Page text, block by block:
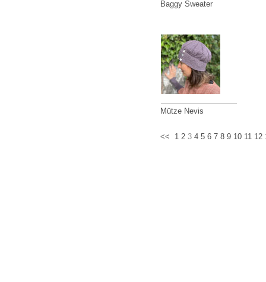
Baggy Sweater
Mütze Nevis
<< 1 2 3 4 5 6 7 8 9 10 11 12